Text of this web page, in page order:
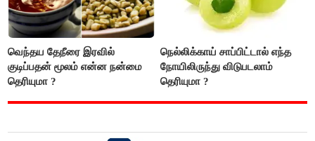
வெந்தய தேநீரை இரவில்
குடிப்பதன் மூலம் என்ன நன்மை
தெரியுமா ?
நெல்லிக்காய் சாப்பிட்டால் எந்த
நோயிலிருந்து விடுபடலாம்
தெரியுமா ?